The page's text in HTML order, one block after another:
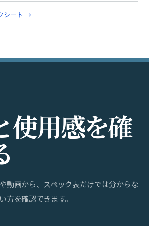
シート →
使用感を確
動画から、スペック表だけでは分からな
方を確認できます。